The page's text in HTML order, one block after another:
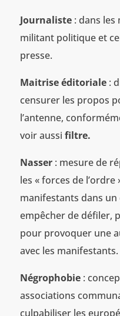
Journaliste: dans les
militant politique et
presse.
Maitrise éditoriale:
censurer les propos
l’antenne,
voir aussi filtre.
Nasser : mesure de
les « forces de l’ordre
manifestants dans
empêcher de défiler,
pour provoquer une
avec les manifestants.
Négrophobie:
associations
culpabiliser les